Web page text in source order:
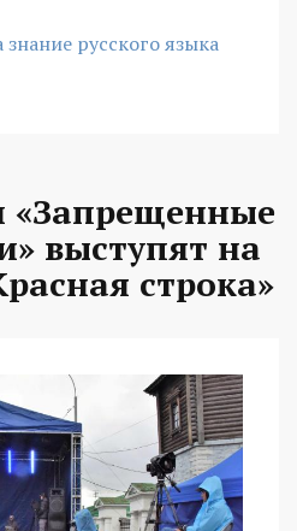
русского языка
«Запрещенные
выступят на
строка»